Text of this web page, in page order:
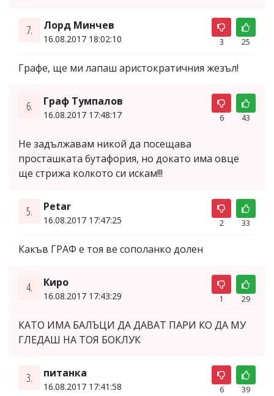
7. Лорд Минчев
16.08.2017 18:02:10 3 25
Графе, ще ми лапаш аристократичния жезъл!
6. Граф Тумпалов
16.08.2017 17:48:17 6 43
Не задължавам никой да посещава
просташката бутафория, но докато има овце
ще стрижа колкото си искам!!!
5. Petar
16.08.2017 17:47:25 2 33
Какъв ГРАФ е тоя ве сополанко долен
4. Киро
16.08.2017 17:43:29 1 29
КАТО ИМА БАЛЪЦИ ДА ДАВАТ ПАРИ КО ДА МУ
ГЛЕДАШ НА ТОЯ БОКЛУК
3. питанка
16.08.2017 17:41:58 6 39